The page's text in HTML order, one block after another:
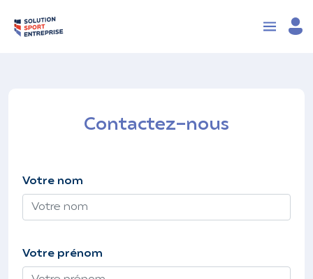
Contactez-nous
Votre nom
Votre prénom